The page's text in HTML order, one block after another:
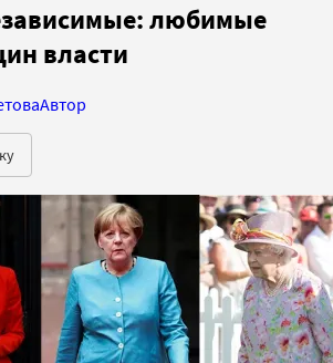
любимые
власти
Автор